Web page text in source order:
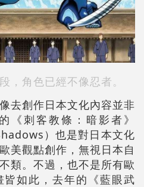
，角色已經不像忍者。
去創作日本文化內容並非
《刺客教條：暗影者》
）也是對日本文化
美觀點創作，無視日本自
類。不過，也不是所有歐
如此，去年的《藍眼武